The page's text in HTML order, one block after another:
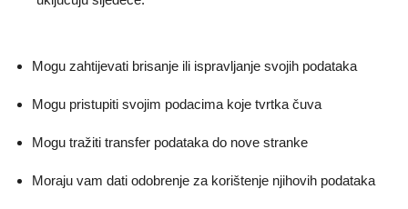
Mogu zahtijevati brisanje ili ispravljanje svojih podataka
Mogu pristupiti svojim podacima koje tvrtka čuva
Mogu tražiti transfer podataka do nove stranke
Moraju vam dati odobrenje za korištenje njihovih podataka